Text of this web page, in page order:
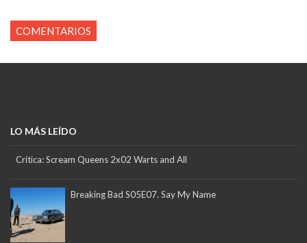
COMENTARIOS
LO MÁS LEÍDO
Crítica: Scream Queens 2x02 Warts and All
Breaking Bad S05E07. Say My Name